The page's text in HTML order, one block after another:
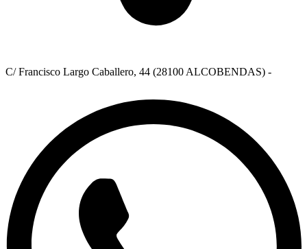
C/ Francisco Largo Caballero, 44 (28100 ALCOBENDAS) -